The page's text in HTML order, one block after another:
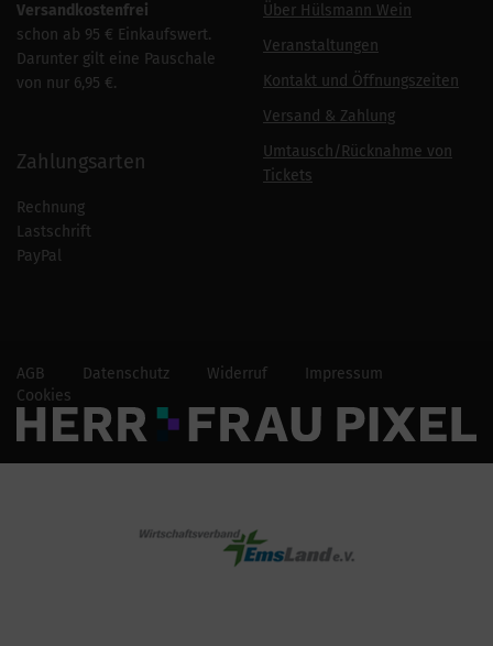
Versandkostenfrei
schon ab 95 € Einkaufswert.
Darunter gilt eine Pauschale
von nur 6,95 €.
Zahlungsarten
Rechnung
Lastschrift
PayPal
Über Hülsmann Wein
Veranstaltungen
Kontakt und Öffnungszeiten
Versand & Zahlung
Umtausch/Rücknahme von
Tickets
AGB Datenschutz Widerruf
Impressum
Cookies